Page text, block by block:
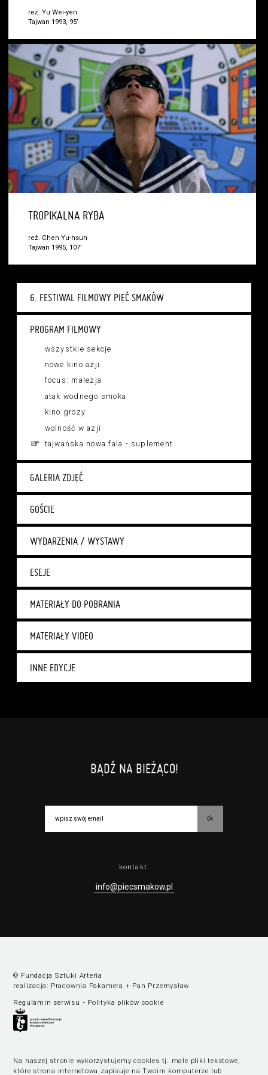
6. FESTIWAL FILMOWY PIĘĆ SMAKÓW
PROGRAM FILMOWY
wszystkie sekcje
nowe kino azji
focus: malezja
atak wodnego smoka
kino grozy
wolność w azji
tajwańska nowa fala - suplement
GALERIA ZDJĘĆ
GOŚCIE
WYDARZENIA / WYSTAWY
ESEJE
MATERIAŁY DO POBRANIA
MATERIAŁY VIDEO
INNE EDYCJE
reż. Yu Wei-yen
Tajwan 1993, 95’
TROPIKALNA RYBA
reż. Chen Yu-hsun
Tajwan 1995, 107’
BĄDŹ NA BIEŻĄCO!
ok
kontakt:
info@piecsmakow.pl
© Fundacja Sztuki Arteria
realizacja: Pracownia Pakamera + Pan Przemysław
Regulamin serwisu • Polityka plików cookie
Na naszej stronie wykorzystujemy cookies tj. małe pliki tekstowe,
które strona internetowa zapisuje na Twoim komputerze lub